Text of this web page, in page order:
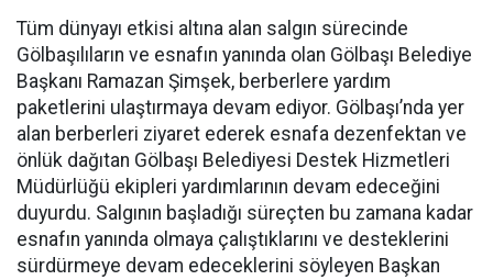
Tüm dünyayı etkisi altına alan salgın sürecinde
Gölbaşılıların ve esnafın yanında olan Gölbaşı Belediye
Başkanı Ramazan Şimşek, berberlere yardım
paketlerini ulaştırmaya devam ediyor. Gölbaşı’nda yer
alan berberleri ziyaret ederek esnafa dezenfektan ve
önlük dağıtan Gölbaşı Belediyesi Destek Hizmetleri
Müdürlüğü ekipleri yardımlarının devam edeceğini
duyurdu. Salgının başladığı süreçten bu zamana kadar
esnafın yanında olmaya çalıştıklarını ve desteklerini
sürdürmeye devam edeceklerini söyleyen Başkan